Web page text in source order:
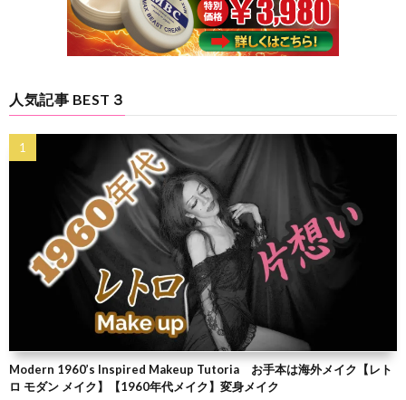
人気記事 BEST３
Modern 1960’s Inspired Makeup Tutoria お手本は海外メイク【レト
ロ モダン メイク】【1960年代メイク】変身メイク